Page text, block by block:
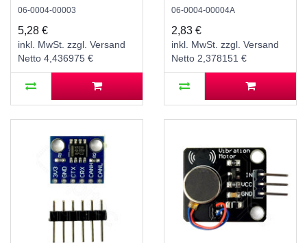
06-0004-00003
5,28 €
inkl. MwSt. zzgl. Versand
Netto 4,436975 €
°C
06-0004-00004A
2,83 €
inkl. MwSt. zzgl. Versand
Netto 2,378151 €